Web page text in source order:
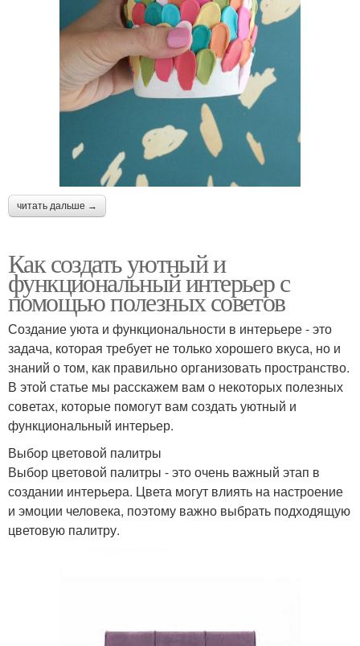
читать дальше →
Как создать уютный и
функциональный интерьер с
помощью полезных советов
Создание уюта и функциональности в интерьере - это
задача, которая требует не только хорошего вкуса, но и
знаний о том, как правильно организовать пространство.
В этой статье мы расскажем вам о некоторых полезных
советах, которые помогут вам создать уютный и
функциональный интерьер.
Выбор цветовой палитры
Выбор цветовой палитры - это очень важный этап в
создании интерьера. Цвета могут влиять на настроение
и эмоции человека, поэтому важно выбрать подходящую
цветовую палитру.